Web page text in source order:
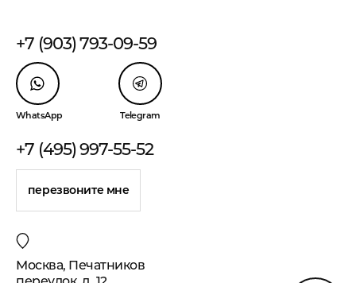
+7 (903) 793-09-59
WhatsApp Telegram
+7 (495) 997-55-52
перезвоните мне
Москва, Печатников